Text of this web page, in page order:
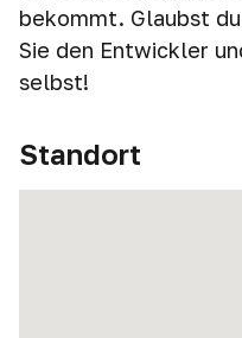
bekommt. Glaubst
Sie den Entwickler
selbst!
Standort